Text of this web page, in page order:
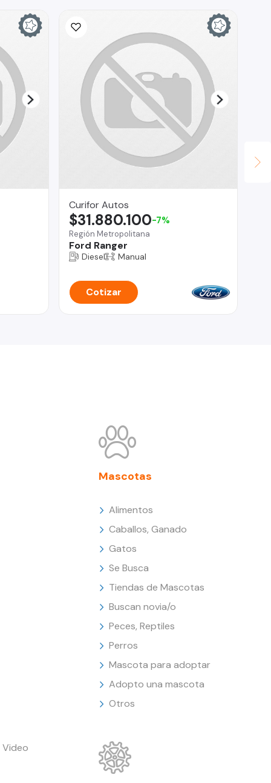
Curifor Autos
Región Metropolitana
Ford Ranger
$31.880.100-7%
Diesel Manual
Cotizar
Mascotas
Alimentos
Caballos, Ganado
Gatos
Se Busca
Tiendas de Mascotas
Buscan novia/o
Peces, Reptiles
Perros
Mascota para adoptar
Adopto una mascota
Otros